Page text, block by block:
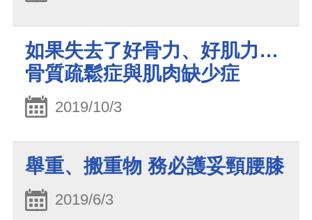
如果失去了好骨力、好肌力…
骨質疏鬆症與肌肉缺少症
2019/10/3
舉重、搬重物 務必護妥頸腰膝
2019/6/3